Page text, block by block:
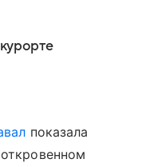
показала